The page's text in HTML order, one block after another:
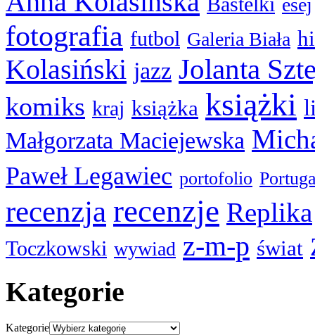
esej
fotografia futbol Galeria Biała
Kolasiński jazz Jolanta
komiks kraj książka książki
Małgorzata Maciejewska
Paweł Legawiec portofolio
recenzja recenzje Replika
Toczkowski wywiad z-m-p świat
Kategorie
Kategorie